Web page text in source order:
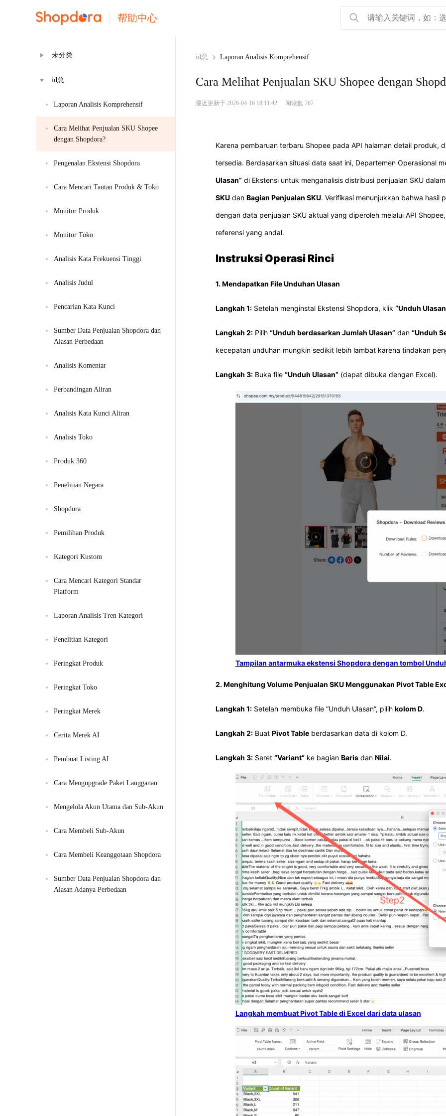
帮助中心
未分类
id总
Laporan Analisis Komprehensif
Cara Melihat Penjualan SKU Shopee
dengan Shopdora?
Pengenalan Ekstensi Shopdora
Cara Mencari Tautan Produk & Toko
Monitor Produk
Monitor Toko
Analisis Kata Frekuensi Tinggi
Analisis Judul
Pencarian Kata Kunci
Sumber Data Penjualan Shopdora dan
Alasan Perbedaan
Analisis Komentar
Perbandingan Aliran
Analisis Kata Kunci Aliran
Analisis Toko
Produk 360
Penelitian Negara
Shopdora
Pemilihan Produk
Kategori Kustom
Cara Mencari Kategori Standar
Platform
Laporan Analisis Tren Kategori
Penelitian Kategori
Peringkat Produk
Peringkat Toko
Peringkat Merek
Cerita Merek AI
Pembuat Listing AI
Cara Mengupgrade Paket Langganan
Mengelola Akun Utama dan Sub-Akun
Cara Membeli Sub-Akun
Cara Membeli Keanggotaan Shopdora
Sumber Data Penjualan Shopdora dan
Alasan Adanya Perbedaan
id总 Laporan Analisis Komprehensif
Cara Melihat Penjualan SKU Shopee dengan
最近更新于 2026-04-16 18:11:42 阅读数 767
Karena pembaruan terbaru Shopee pada API halaman detail produk,
tersedia. Berdasarkan situasi data saat ini, Departemen Operasional
Ulasan”di Ekstensi untuk menganalisis distribusi penjualan SKU
SKUdan Bagian Penjualan SKU. Verifikasi menunjukkan bahwa hasil
dengan data penjualan SKU aktual yang diperoleh melalui API
referensi yang andal.
Instruksi Operasi Rinci
1. Mendapatkan File Unduhan Ulasan
Langkah 1:Setelah menginstal Ekstensi Shopdora, klik “Unduh
Langkah 2:Pilih “Unduh berdasarkan Jumlah Ulasan”dan “Unduh
kecepatan unduhan mungkin sedikit lebih lambat karena tindakan
Langkah 3:Buka file “Unduh Ulasan”(dapat dibuka dengan Excel).
Tampilan antarmuka ekstensi Shopdora dengan tombol
2. Menghitung Volume Penjualan SKU Menggunakan Pivot Table
Langkah 1:Setelah membuka file “Unduh Ulasan”, pilih kolom D.
Langkah 2:Buat Pivot Tableberdasarkan data di kolom D.
Langkah 3:Seret “Variant”ke bagian Barisdan Nilai.
Langkah membuat Pivot Table di Excel dari data ulasan